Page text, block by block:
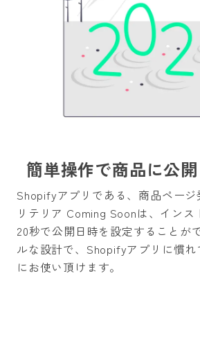
簡単操作で商品に公
Shopifyアプリである、商品ペー
リテリア Coming Soonは、イン
20秒で公開日時を設定することが
ルな設計で、Shopifyアプリに慣
にお使い頂けます。